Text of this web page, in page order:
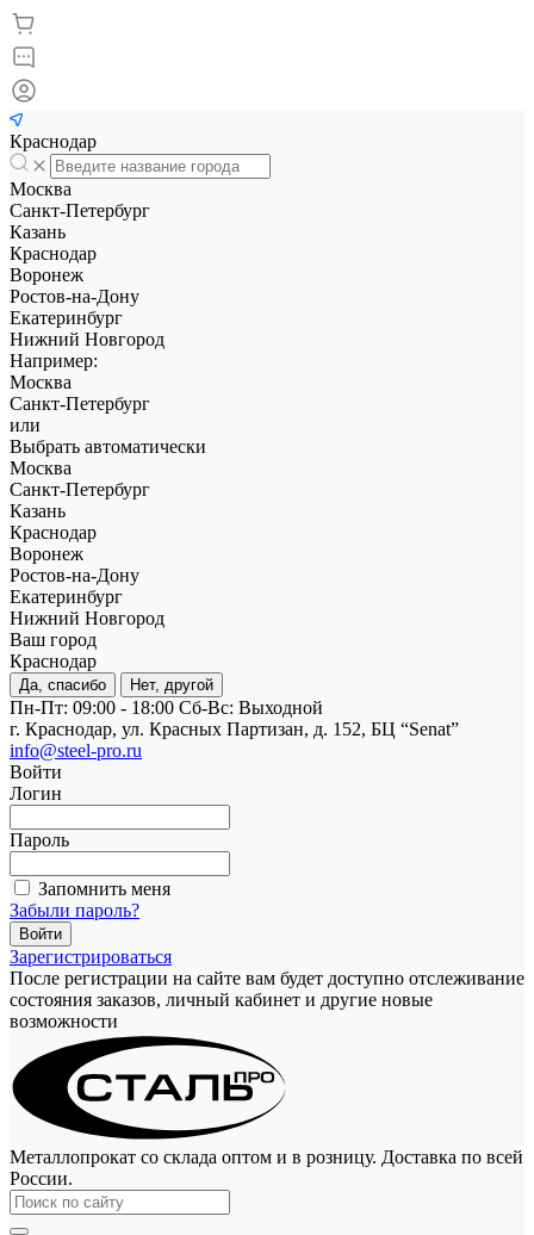
Краснодар
Москва
Санкт-Петербург
Казань
Краснодар
Воронеж
Ростов-на-Дону
Екатеринбург
Нижний Новгород
Например:
Москва
Санкт-Петербург
или
Выбрать автоматически
Москва
Санкт-Петербург
Казань
Краснодар
Воронеж
Ростов-на-Дону
Екатеринбург
Нижний Новгород
Ваш город
Краснодар
Да, спасибо Нет, другой
Пн-Пт: 09:00 - 18:00 Cб-Вс: Выходной
г. Краснодар, ул. Красных Партизан, д. 152, БЦ “Senat”
info@steel-pro.ru
Войти
Логин
Пароль
Запомнить меня
Забыли пароль?
Зарегистрироваться
После регистрации на сайте вам будет доступно отслеживание
состояния заказов, личный кабинет и другие новые
возможности
Металлопрокат со склада оптом и в розницу. Доставка по всей
России.